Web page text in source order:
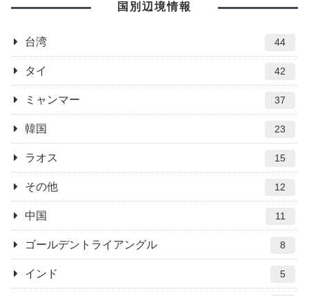
国別辺境情報
台湾 44
タイ 42
ミャンマー 37
韓国 23
ラオス 15
その他 12
中国 11
ゴールデントライアングル 8
インド 5